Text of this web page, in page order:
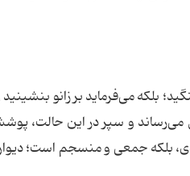
می‌فرماید بر زانو بنشینید و
و سپر در این حالت،
بلکه جمعی و منسجم است؛